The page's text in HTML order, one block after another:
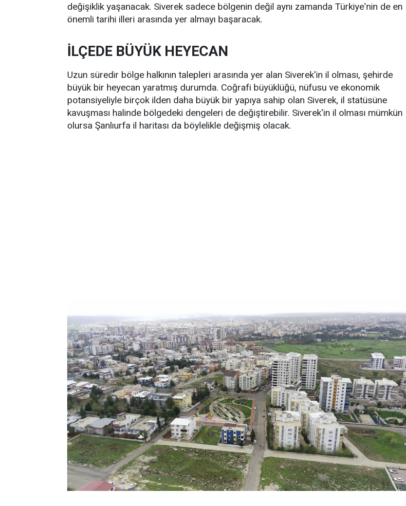
değişiklik yaşanacak. Siverek sadece bölgenin değil aynı zamanda Türkiye'nin de en
önemli tarihi illeri arasında yer almayı başaracak.
İLÇEDE BÜYÜK HEYECAN
Uzun süredir bölge halkının talepleri arasında yer alan Siverek'in il olması, şehirde
büyük bir heyecan yaratmış durumda. Coğrafi büyüklüğü, nüfusu ve ekonomik
potansiyeliyle birçok ilden daha büyük bir yapıya sahip olan Siverek, il statüsüne
kavuşması halinde bölgedeki dengeleri de değiştirebilir. Siverek'in il olması mümkün
olursa Şanlıurfa il haritası da böylelikle değişmiş olacak.